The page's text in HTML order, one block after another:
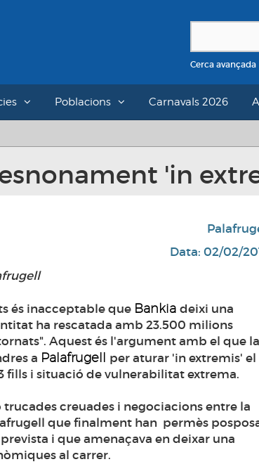
Cerca avançada
Poblacions Carnavals 2026
'in
Data: 02/02/
és inacceptable que Bankia deixi una
ha rescatada amb 23.500 milions
Aquest és l'argument amb el que la
a Palafrugell per aturar 'in extremis' el
i situació de vulnerabilitat extrema.
creuades i negociacions entre la
que finalment han permès
i que amenaçava en deixar una
al carrer.